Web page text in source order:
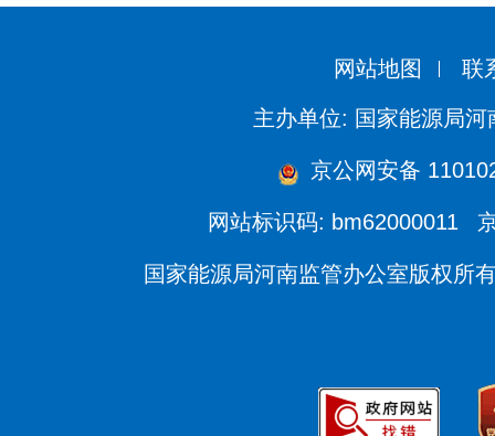
网站地图 联
主办单位: 国家能源局河
京公网安备
网站标识码: bm62000011
国家能源局河南监管办公室版权所